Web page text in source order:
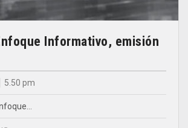
Informativo, emisión
5.50 pm